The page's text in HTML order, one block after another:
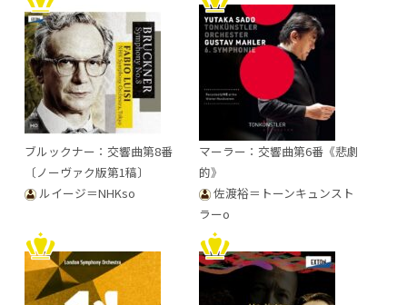
ブルックナー：交響曲第8番
〔ノーヴァク版第1稿〕
ルイージ＝NHKso
マーラー：交響曲第6番《悲劇
的》
佐渡裕＝トーンキュンスト
ラーo